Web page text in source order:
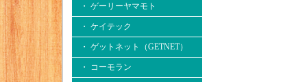
・ ゲーリーヤマモト
・ ケイテック
・ ゲットネット（GETNET）
・ コーモラン